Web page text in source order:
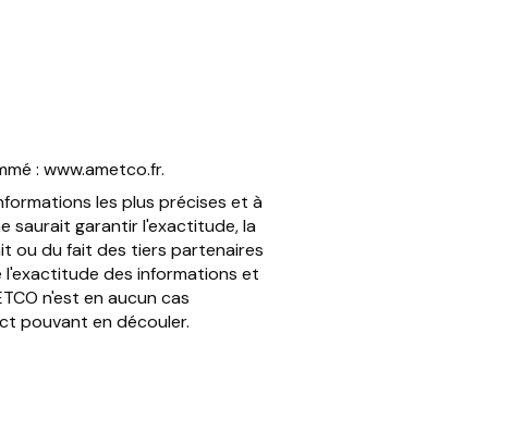
: www.ametco.fr.
les plus précises et à
saurait garantir l'exactitude, la
ou du fait des tiers partenaires
l'exactitude des informations et
n'est en aucun cas
pouvant en découler.